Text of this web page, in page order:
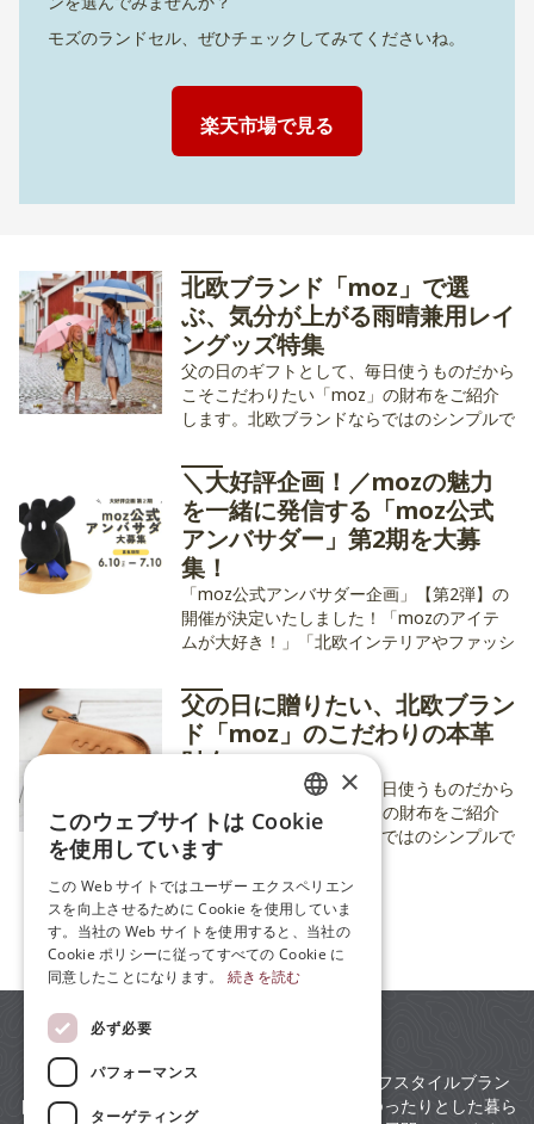
モズのランドセル、ぜひチェックしてみてくださいね。
楽天市場で見る
北欧ブランド「moz」で選
ぶ、気分が上がる雨晴兼用レイ
ングッズ特集
父の日のギフトとして、毎日使うものだから
こそこだわりたい「moz」の財布をご紹介
します。北欧ブランドならではのシンプルで
んへの贈り物にぴったりです。 今回は、現
在公式ストアで購入可能なおすすめアイテム
をピックアップしました。
＼大好評企画！／mozの魅力
を一緒に発信する「moz公式
アンバサダー」第2期を大募
集！
「moz公式アンバサダー企画」【第2弾】の
開催が決定いたしました！「mozのアイテ
ムが大好き！」「北欧インテリアやファッシ
い！」そんな熱い想いを持った方を、今年は
【限定３名様】募集いたします。
父の日に贈りたい、北欧ブラン
ド「moz」のこだわりの本革
財布
父の日のギフトとして、毎日使うものだから
こそこだわりたい「moz」の財布をご紹介
します。北欧ブランドならではのシンプルで
洗練されたデザインは、幅広い年代のお父さ
んへの贈り物にぴったりです。 今回は、現
在公式ストアで購入可能なおすすめアイテム
をピックアップしました。
すべての記事
mozは、スウェーデンの暮らしに根ざしたライフスタイルブラン
ドです。お洒落な衣類から日用品まで、北欧のゆったりとした暮ら
ENGLISH
ZH
×
このウェブサイトは Cookie
を使用しています
この Web サイトではユーザー エクスペリエン
スを向上させるために Cookie を使用していま
す。当社の Web サイトを使用すると、当社の
Cookie ポリシーに従ってすべての Cookie に
同意したことになります。
続きを読む
必ず必要
パフォーマンス
ターゲティング